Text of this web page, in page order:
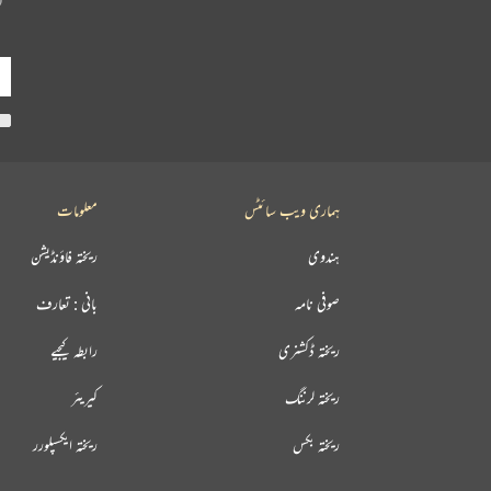
معلومات
ریختہ فاؤنڈیشن
بانی : تعارف
رابطہ کیجیے
کیریئر
ریختہ ایکسپلورر
ہماری ویب سائٹس
ہندوی
صوفی نامہ
ریختہ ڈکشنری
ریختہ لرننگ
ریختہ بکس